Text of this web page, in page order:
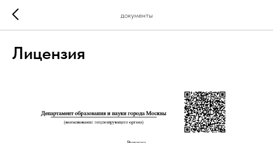
документы
Лицензия